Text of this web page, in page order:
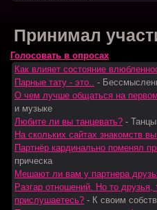
Принимал
Голосовать в опросах
Как влияет состояние
Парные тату - это.. -
О чем лучше общаться на
и музыке
Любите ли вы танцевать? -
На скольких сайтах знакомств
Партнёр кардинально поменял
прическа
Мешают ли вам у партнера
Разгар отношений. Но то
прислушаетесь? - К своим